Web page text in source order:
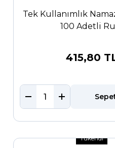
Tek Kullanımlık
100 Adetli
415,80
Tükendi